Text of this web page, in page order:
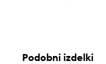
Podobni izdelki